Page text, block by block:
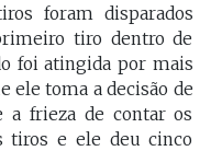
foram disparados
tiro dentro de
foi atingida por mais
ele toma a decisão de
a frieza de contar os
tiros e ele deu cinco